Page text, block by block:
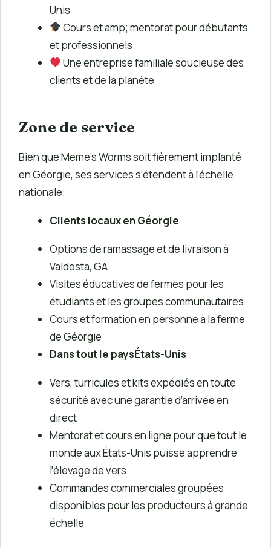
Unis
Cours et amp; mentorat pour débutants
et professionnels
Une entreprise familiale soucieuse des
clients et de la planète
Zone de service
Bien que Meme’s Worms soit fièrement implanté
en Géorgie, ses services s’étendent à l’échelle
nationale.
Clients locaux en Géorgie
Options de ramassage et de livraison à
Valdosta, GA
Visites éducatives de fermes pour les
étudiants et les groupes communautaires
Cours et formation en personne à la ferme
de Géorgie
Dans tout le paysÉtats-Unis
Vers, turricules et kits expédiés en toute
sécurité avec une garantie d’arrivée en
direct
Mentorat et cours en ligne pour que tout le
monde aux États-Unis puisse apprendre
l’élevage de vers
Commandes commerciales groupées
disponibles pour les producteurs à grande
échelle